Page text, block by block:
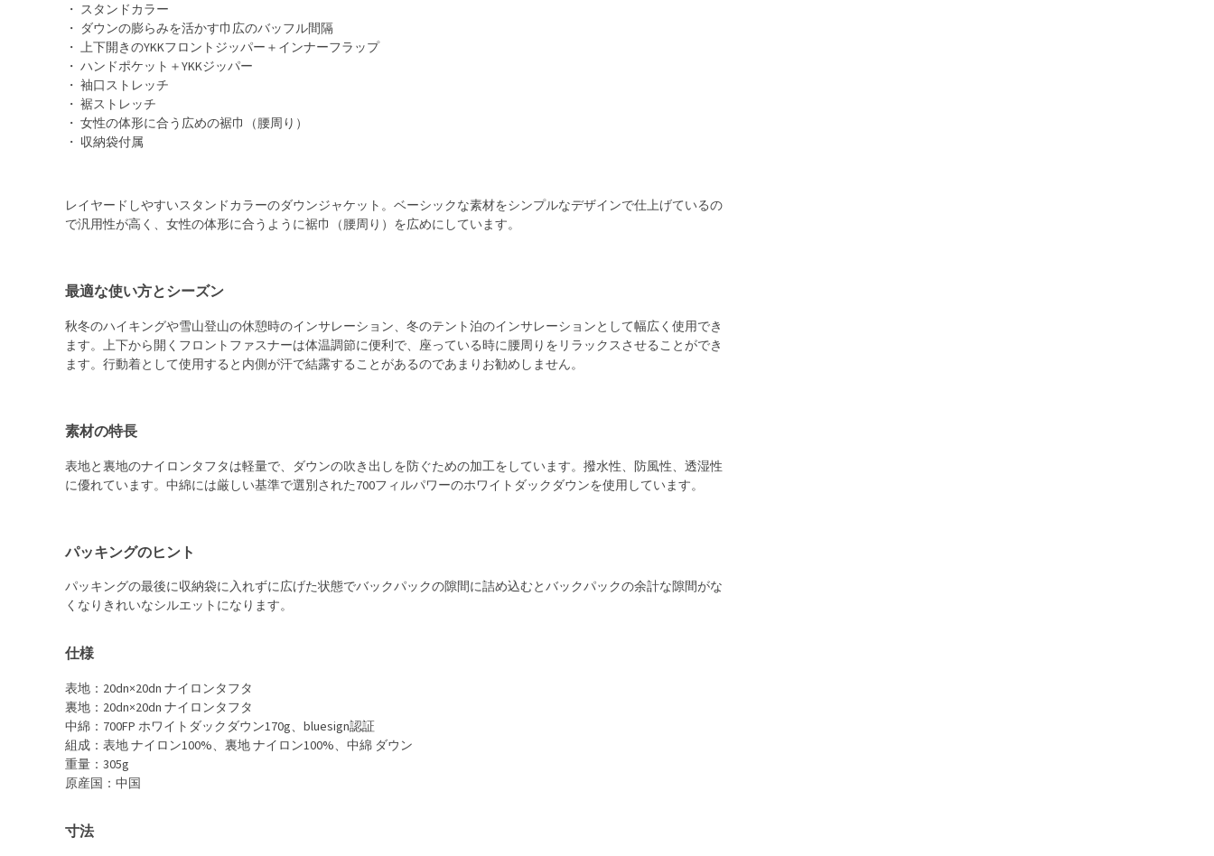
・ スタンドカラー
・ ダウンの膨らみを活かす巾広のバッフル間隔
・ 上下開きのYKKフロントジッパー＋インナーフラップ
・ ハンドポケット＋YKKジッパー
・ 袖口ストレッチ
・ 裾ストレッチ
・ 女性の体形に合う広めの裾巾（腰周り）
・ 収納袋付属
レイヤードしやすいスタンドカラーのダウンジャケット。ベーシックな素材をシンプルなデザインで仕上げているの
で汎用性が高く、女性の体形に合うように裾巾（腰周り）を広めにしています。
最適な使い方とシーズン
秋冬のハイキングや雪山登山の休憩時のインサレーション、冬のテント泊のインサレーションとして幅広く使用でき
ます。上下から開くフロントファスナーは体温調節に便利で、座っている時に腰周りをリラックスさせることができ
ます。行動着として使用すると内側が汗で結露することがあるのであまりお勧めしません。
素材の特長
表地と裏地のナイロンタフタは軽量で、ダウンの吹き出しを防ぐための加工をしています。撥水性、防風性、透湿性
に優れています。中綿には厳しい基準で選別された700フィルパワーのホワイトダックダウンを使用しています。
パッキングのヒント
パッキングの最後に収納袋に入れずに広げた状態でバックパックの隙間に詰め込むとバックパックの余計な隙間がな
くなりきれいなシルエットになります。
仕様
表地：20dn×20dn ナイロンタフタ
裏地：20dn×20dn ナイロンタフタ
中綿：700FP ホワイトダックダウン170g、bluesign認証
組成：表地 ナイロン100%、裏地 ナイロン100%、中綿 ダウン
重量：305g
原産国：中国
寸法